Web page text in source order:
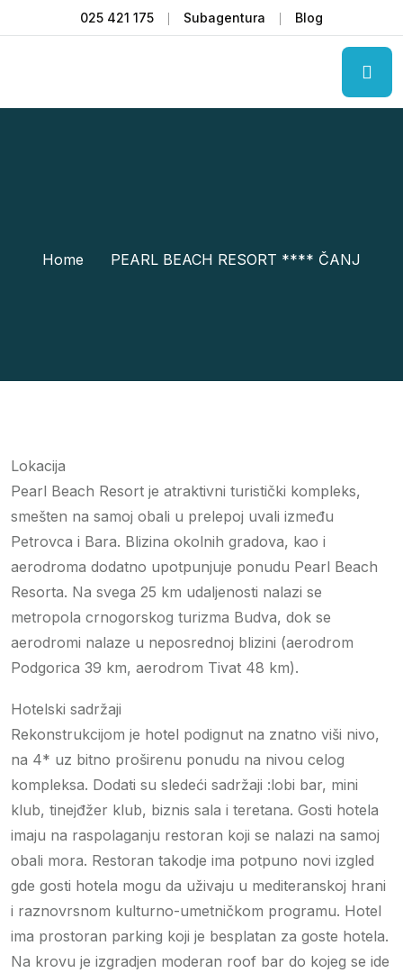
025 421 175 Subagentura Blog
Home PEARL BEACH RESORT **** ČANJ
Lokacija
Pearl Beach Resort je atraktivni turistički kompleks,
smešten na samoj obali u prelepoj uvali između
Petrovca i Bara. Blizina okolnih gradova, kao i
aerodroma dodatno upotpunjuje ponudu Pearl Beach
Resorta. Na svega 25 km udaljenosti nalazi se
metropola crnogorskog turizma Budva, dok se
aerodromi nalaze u neposrednoj blizini (aerodrom
Podgorica 39 km, aerodrom Tivat 48 km).
Hotelski sadržaji
Rekonstrukcijom je hotel podignut na znatno viši nivo,
na 4* uz bitno proširenu ponudu na nivou celog
kompleksa. Dodati su sledeći sadržaji :lobi bar, mini
klub, tinejđžer klub, biznis sala i teretana. Gosti hotela
imaju na raspolaganju restoran koji se nalazi na samoj
obali mora. Restoran takodje ima potpuno novi izgled
gde gosti hotela mogu da uživaju u mediteranskoj hrani
i raznovrsnom kulturno-umetničkom programu. Hotel
ima prostoran parking koji je besplatan za goste hotela.
Na krovu je izgradjen moderan roof bar do kojeg se ide